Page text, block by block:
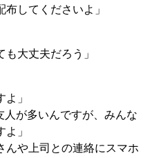
布してくださいよ」
も大丈夫だろう」
」
人が多いんですが、みんな
」
んや上司との連絡にスマホ